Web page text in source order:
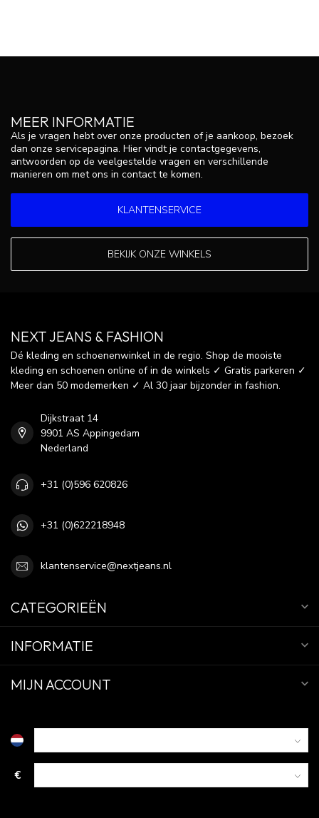
MEER INFORMATIE
Als je vragen hebt over onze producten of je aankoop, bezoek
dan onze servicepagina. Hier vindt je contactgegevens,
antwoorden op de veelgestelde vragen en verschillende
manieren om met ons in contact te komen.
KLANTENSERVICE
BEKIJK ONZE WINKELS
NEXT JEANS & FASHION
Dé kleding en schoenenwinkel in de regio. Shop de mooiste
kleding en schoenen online of in de winkels ✓ Gratis parkeren ✓
Meer dan 50 modemerken ✓ Al 30 jaar bijzonder in fashion.
Dijkstraat 14
9901 AS Appingedam
Nederland
+31 (0)596 620826
+31 (0)622218948
klantenservice@nextjeans.nl
CATEGORIEËN
INFORMATIE
MIJN ACCOUNT
€